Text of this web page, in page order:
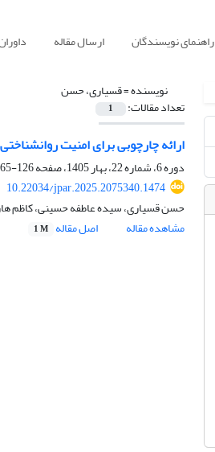
راهنمای نویسندگان ارسال مقاله
نویسنده =قسیاری، حسن
تعداد مقالات: 1
ارائه چارچوبی برای امنیت
دوره 6، شماره 22، بهار 1405، صفحه
126-165
10.22034/jpar.2025.2075340.1474
حسن قسیاری، سیده عاطفه حسینی، کاظم
مشاهده مقاله
اصل مقاله 1 M